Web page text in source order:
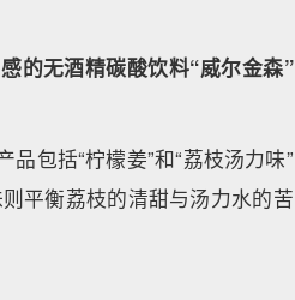
的无酒精碳酸饮料“威尔金森”
包括“柠檬姜”和“荔枝汤力味”
平衡荔枝的清甜与汤力水的苦